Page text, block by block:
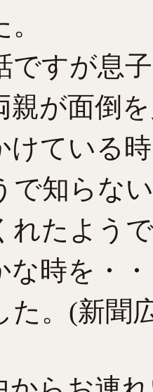
ですが息
親が面倒
けている
で知らな
れたよう
な時を・
た。(新聞